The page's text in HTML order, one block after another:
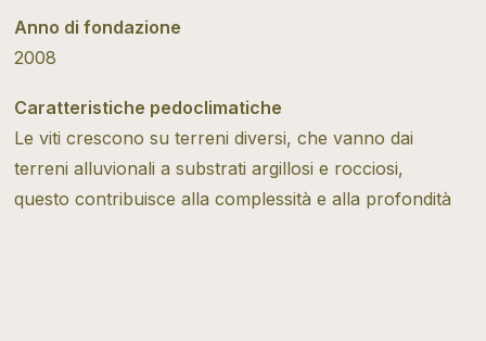
Anno di fondazione
2008
Caratteristiche pedoclimatiche
Le viti crescono su terreni diversi, che vanno dai
terreni alluvionali a substrati argillosi e rocciosi,
questo contribuisce alla complessità e alla profondità